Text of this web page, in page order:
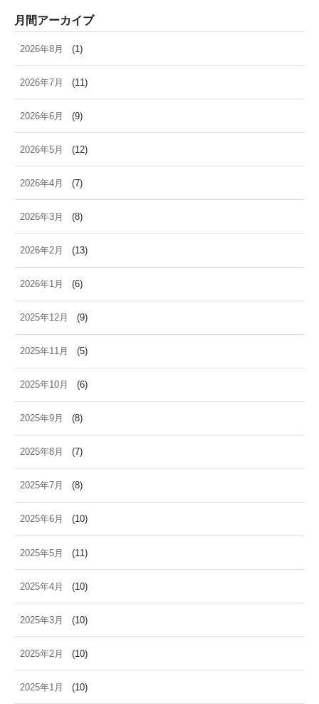
月間アーカイブ
2026年8月 (1)
2026年7月 (11)
2026年6月 (9)
2026年5月 (12)
2026年4月 (7)
2026年3月 (8)
2026年2月 (13)
2026年1月 (6)
2025年12月 (9)
2025年11月 (5)
2025年10月 (6)
2025年9月 (8)
2025年8月 (7)
2025年7月 (8)
2025年6月 (10)
2025年5月 (11)
2025年4月 (10)
2025年3月 (10)
2025年2月 (10)
2025年1月 (10)